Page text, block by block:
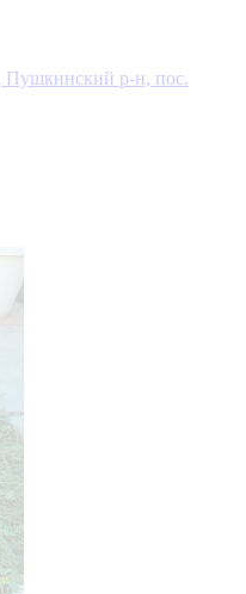
Пушкинский р-н, пос.